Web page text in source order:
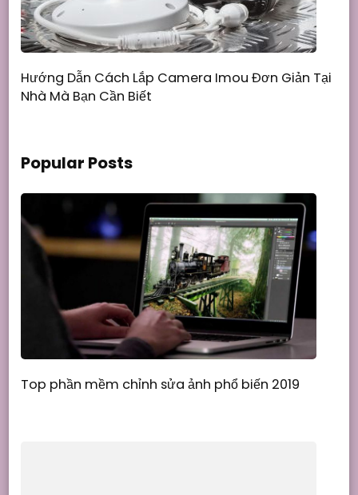
Hướng Dẫn Cách Lắp Camera Imou Đơn Giản Tại
Nhà Mà Bạn Cần Biết
Popular Posts
Top phần mềm chỉnh sửa ảnh phổ biến 2019